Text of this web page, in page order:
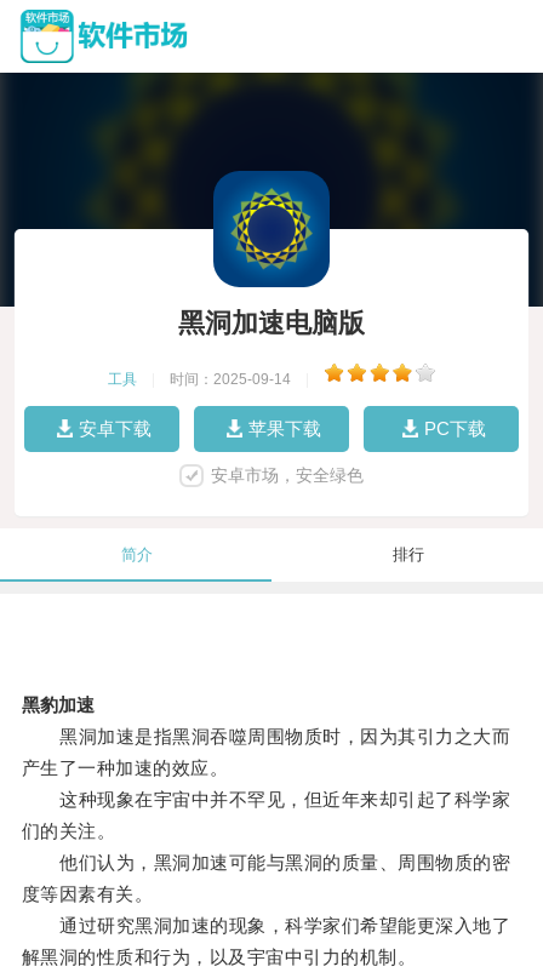
黑洞加速电脑版
工具 时间：2025-09-14
安卓下载 苹果下载 PC下载
安卓市场，安全绿色
简介 排行
黑豹加速
黑洞加速是指黑洞吞噬周围物质时，因为其引力之大而
产生了一种加速的效应。
这种现象在宇宙中并不罕见，但近年来却引起了科学家
们的关注。
他们认为，黑洞加速可能与黑洞的质量、周围物质的密
度等因素有关。
通过研究黑洞加速的现象，科学家们希望能更深入地了
解黑洞的性质和行为，以及宇宙中引力的机制。